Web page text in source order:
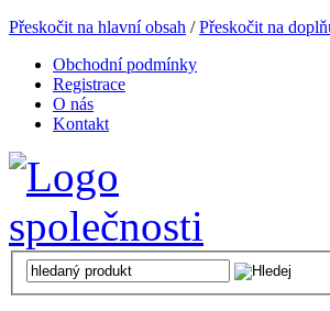
Přeskočit na hlavní obsah /Přeskočit na
Obchodní podmínky
Registrace
O nás
Kontakt